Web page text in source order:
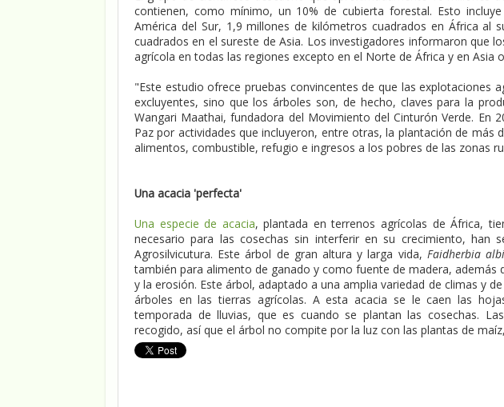
contienen, como mínimo, un 10% de cubierta forestal. Esto
América del Sur, 1,9 millones de kilómetros cuadrados en África al
cuadrados en el sureste de Asia. Los investigadores informaron que
agrícola en todas las regiones excepto en el Norte de África y en Asia
"Este estudio ofrece pruebas convincentes de que las explotaciones
excluyentes, sino que los árboles son, de hecho, claves para la
Wangari Maathai, fundadora del Movimiento del Cinturón Verde. En
Paz por actividades que incluyeron, entre otras, la plantación de más
alimentos, combustible, refugio e ingresos a los pobres de las zonas
Una acacia 'perfecta'
Una especie de acacia, plantada en terrenos agrícolas de África,
necesario para las cosechas sin interferir en su crecimiento, han
Agrosilvicutura. Este árbol de gran altura y larga vida, Faidherbia
también para alimento de ganado y como fuente de madera,
y la erosión. Este árbol, adaptado a una amplia variedad de climas y
árboles en las tierras agrícolas. A esta acacia se le caen las
temporada de lluvias, que es cuando se plantan las cosechas.
recogido, así que el árbol no compite por la luz con las plantas de